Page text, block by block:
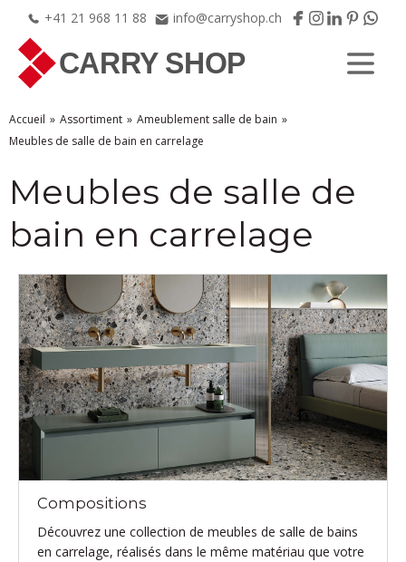
+41 21 968 11 88 info@carryshop.ch
Accueil Assortiment
Ameublement salle de bain
Meubles de salle de bain en carrelage
Meubles de salle de
bain en carrelage
Compositions
Découvrez une collection de meubles de salle de bains
en carrelage, réalisés dans le même matériau que votre